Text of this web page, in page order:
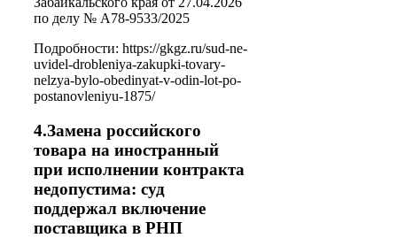
по делу № А78-9533/2025
Подробности: https://gkgz.ru/sud-ne-
uvidel-drobleniya-zakupki-tovary-
nelzya-bylo-obedinyat-v-odin-lot-po-
postanovleniyu-1875/
4.Замена российского
товара на иностранный
при исполнении контракта
недопустима: суд
поддержал включение
поставщика в РНП